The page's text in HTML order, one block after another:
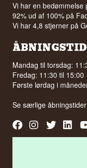
Vi har en bedømmelse
92% ud af 100% på
Vi har 4,8 stjerner på
Mandag til torsdag:
Fredag: 11:30 til 15:00
Første lørdag i
Se særlige